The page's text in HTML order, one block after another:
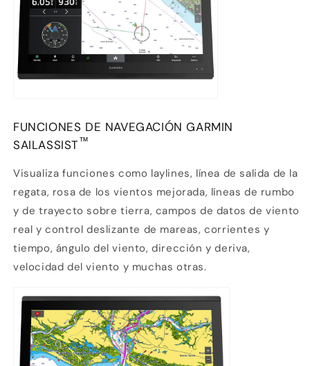
FUNCIONES DE NAVEGACIÓN GARMIN
SAILASSIST™
Visualiza funciones como laylines, línea de salida de la
regata, rosa de los vientos mejorada, líneas de rumbo
y de trayecto sobre tierra, campos de datos de viento
real y control deslizante de mareas, corrientes y
tiempo, ángulo del viento, dirección y deriva,
velocidad del viento y muchas otras.